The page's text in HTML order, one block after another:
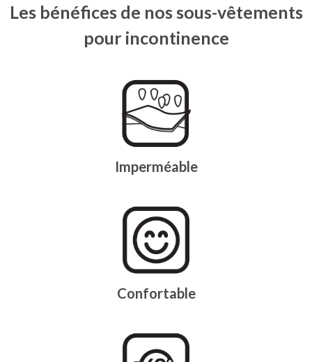
Les bénéfices de nos sous-vêtements
pour incontinence
Imperméable
Confortable